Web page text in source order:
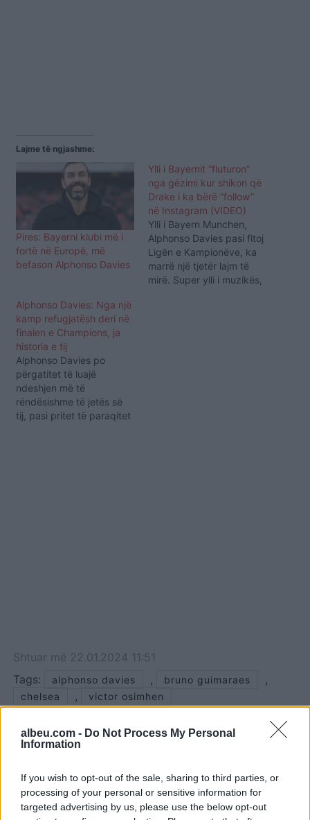
albeu.com - Do Not Process My Personal
Information
If you wish to opt-out of the sale, sharing to third parties, or
processing of your personal or sensitive information for
targeted advertising by us, please use the below opt-out
Lajme të ngjashme:
Pires: Bayerni klubi më i
fortë në Europë, më
befason Alphonso Davies
Ylli i Bayernit “fluturon”
nga gëzimi kur shikon që
Drake i ka bërë “follow”
në Instagram (VIDEO)
Ylli i Bayern Munchen,
Alphonso Davies pasi fitoj
Ligën e Kampionëve, ka
marrë një tjetër lajm të
mirë. Super ylli i muzikës,
Alphonso Davies: Nga një
kamp refugjatësh deri në
finalen e Champions, ja
historia e tij
Alphonso Davies po
përgatitet të luajë
ndeshjen më të
rëndësishme të jetës së
tij, pasi pritet të paraqitet
Shtuar më 22.01.2024 11:51
Tags:
alphonso davies , bruno guimaraes ,
chelsea , victor osimhen